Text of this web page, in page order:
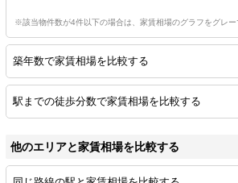
※該当物件数が4件以下の場合は、家賃相場のグラフをグレー
築年数で家賃相場を比較する
駅までの徒歩分数で家賃相場を比較する
他のエリアと家賃相場を比較する